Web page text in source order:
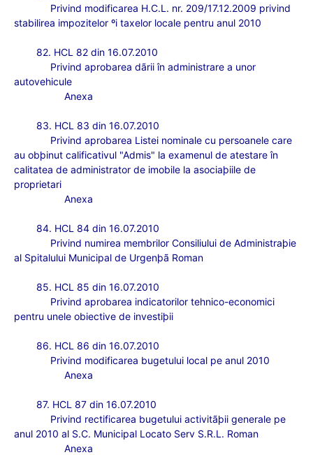
Privind modificarea H.C.L. nr. 209/17.12.2009 privind
stabilirea impozitelor ºi taxelor locale pentru anul 2010
82. HCL 82 din 16.07.2010
Privind aprobarea dãrii în administrare a unor
autovehicule
Anexa
83. HCL 83 din 16.07.2010
Privind aprobarea Listei nominale cu persoanele care
au obþinut calificativul "Admis" la examenul de atestare în
calitatea de administrator de imobile la asociaþiile de
proprietari
Anexa
84. HCL 84 din 16.07.2010
Privind numirea membrilor Consiliului de Administraþie
al Spitalului Municipal de Urgenþã Roman
85. HCL 85 din 16.07.2010
Privind aprobarea indicatorilor tehnico-economici
pentru unele obiective de investiþii
86. HCL 86 din 16.07.2010
Privind modificarea bugetului local pe anul 2010
Anexa
87. HCL 87 din 16.07.2010
Privind rectificarea bugetului activitãþii generale pe
anul 2010 al S.C. Municipal Locato Serv S.R.L. Roman
Anexa